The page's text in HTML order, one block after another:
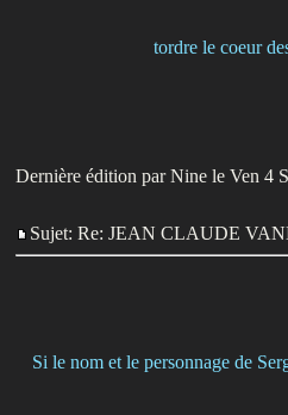
tordre le coeur
Dernière édition par Nine le Ven 4
Sujet: Re: JEAN CLAUDE
Si le nom et le personnage de